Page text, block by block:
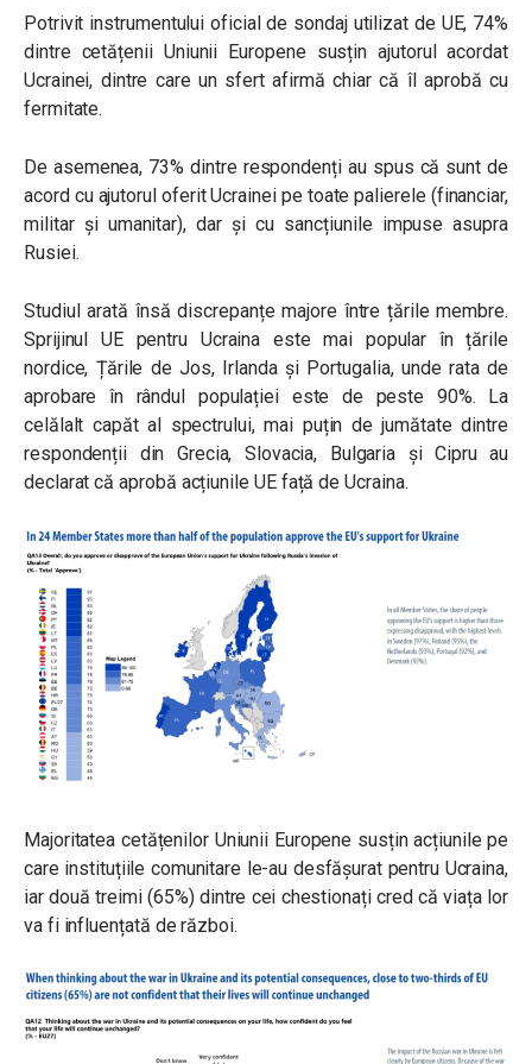
Potrivit instrumentului oficial de sondaj utilizat de UE, 74%
dintre cetățenii Uniunii Europene susțin ajutorul acordat
Ucrainei, dintre care un sfert afirmă chiar că îl aprobă cu
fermitate.
De asemenea, 73% dintre respondenți au spus că sunt de
acord cu ajutorul oferit Ucrainei pe toate palierele (financiar,
militar și umanitar), dar și cu sancțiunile impuse asupra
Rusiei.
Studiul arată însă discrepanțe majore între țările membre.
Sprijinul UE pentru Ucraina este mai popular în țările
nordice, Țările de Jos, Irlanda și Portugalia, unde rata de
aprobare în rândul populației este de peste 90%. La
celălalt capăt al spectrului, mai puțin de jumătate dintre
respondenții din Grecia, Slovacia, Bulgaria și Cipru au
declarat că aprobă acțiunile UE față de Ucraina.
Majoritatea cetățenilor Uniunii Europene susțin acțiunile pe
care instituțiile comunitare le-au desfășurat pentru Ucraina,
iar două treimi (65%) dintre cei chestionați cred că viața lor
va fi influențată de război.